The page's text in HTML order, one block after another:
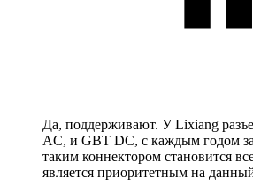
Да, поддерживают. У Lixiang
AC, и GBT DC, с каждым годом
таким коннектором становится
является приоритетным на